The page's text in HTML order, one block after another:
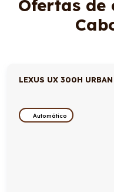
Ofertas de
LEXUS UX 300H URBAN
Automático